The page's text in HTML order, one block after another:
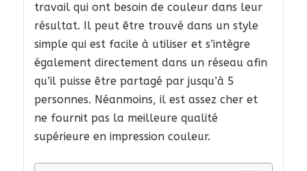
travail qui ont besoin de couleur dans leur
résultat. Il peut être trouvé dans un style
simple qui est facile à utiliser et s’intègre
également directement dans un réseau afin
qu’il puisse être partagé par jusqu’à 5
personnes. Néanmoins, il est assez cher et
ne fournit pas la meilleure qualité
supérieure en impression couleur.